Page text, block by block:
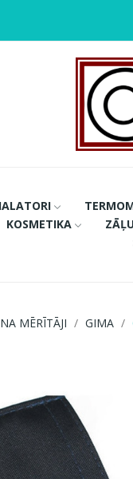
KOSMETIKA
MĒRĪTĀJI GIMA